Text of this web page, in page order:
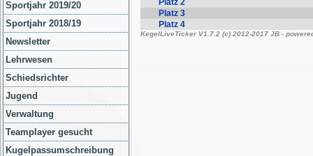
Sportjahr 2019/20
Sportjahr 2018/19
Newsletter
Lehrwesen
Schiedsrichter
Jugend
Verwaltung
Teamplayer gesucht
Kugelpassumschreibung